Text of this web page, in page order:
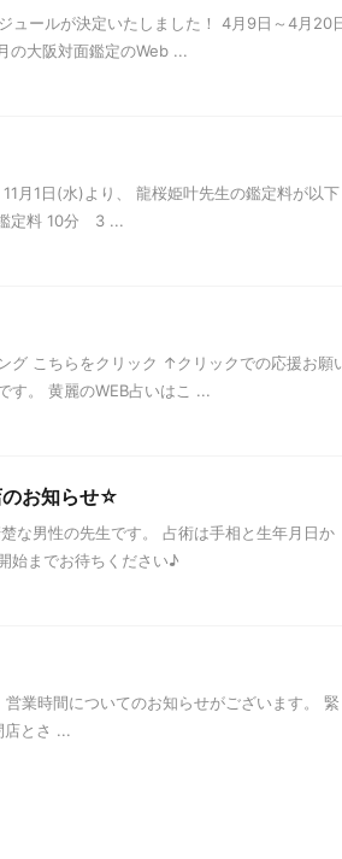
ュールが決定いたしました！ 4月9日～4月20
の大阪対面鑑定のWeb ...
月1日(水)より、 龍桜姫叶先生の鑑定料が以下
定料 10分 3 ...
グ こちらをクリック ↑クリックでの応援お願
す。 黄麗のWEB占いはこ ...
お知らせ☆
な男性の先生です。 占術は手相と生年月日か
始までお待ちください♪
業時間についてのお知らせがございます。 緊
とさ ...